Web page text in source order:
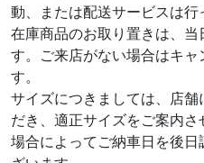
動、または配送サービスは行
在庫商品のお取り置きは、当
す。ご来店がない場合はキャ
す。
サイズにつきましては、店
だき、適正サイズをご案内さ
場合によってご納車日を後